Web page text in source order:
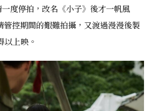
度停拍，改名《小子》後才一帆風
管控期間的艱難拍攝，又渡過漫漫後製
上映。